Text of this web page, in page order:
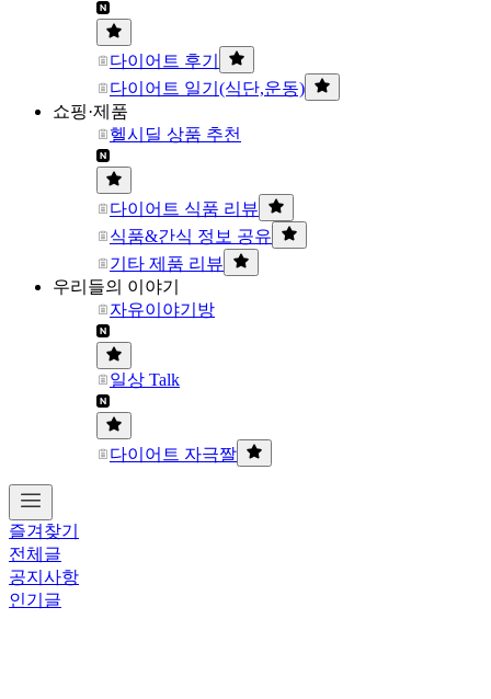
다이어트 후기
다이어트 일기(식단,운동)
쇼핑·제품
헬시딜 상품 추천
다이어트 식품 리뷰
식품&간식 정보 공유
기타 제품 리뷰
우리들의 이야기
자유이야기방
일상 Talk
다이어트 자극짤
즐겨찾기
전체글
공지사항
인기글